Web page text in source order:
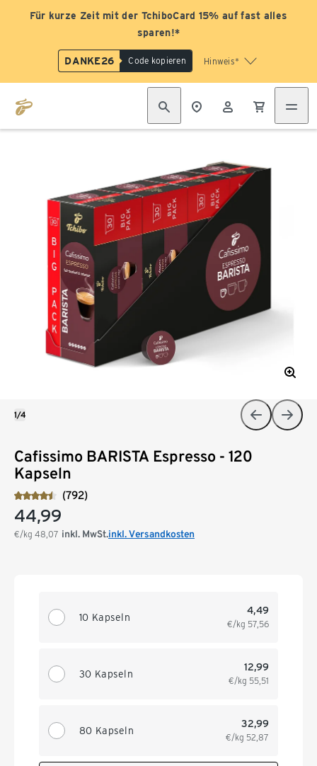
Für kurze Zeit mit der TchiboCard 15% auf fast alles
sparen!*
DANKE26 Code kopieren Hinweis*
Cafissimo BARISTA Espresso - 120
Kapseln
(792)
44,99
€/kg 48,07 inkl. MwSt.inkl. Versandkosten
10 Kapseln
4,49
€/kg 57,56
30 Kapseln
12,99
€/kg 55,51
80 Kapseln
32,99
€/kg 52,87
1/4